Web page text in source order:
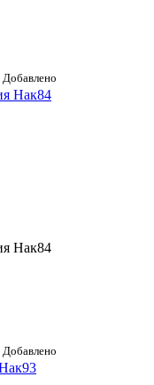
Добавлено
Нак84
Нак84
Добавлено